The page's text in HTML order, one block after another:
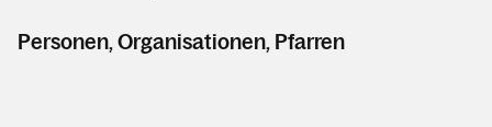
Personen, Organisationen, Pfarren